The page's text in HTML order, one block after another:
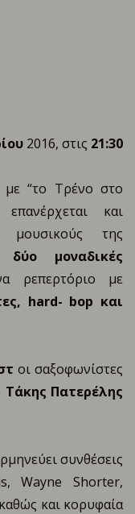
2016, στις 21:30
με “το Tρένο στο
επανέρχεται και
μουσικούς της
μοναδικές
ρεπερτόριο με
hard- bop και
οι σαξοφωνίστες
Τάκης Πατερέλης
συνθέσεις
Wayne Shorter,
και κορυφαία